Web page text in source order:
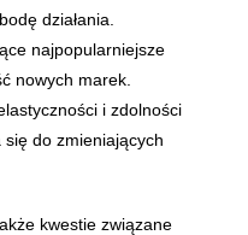
działania.
najpopularniejsze
nowych marek.
i zdolności
do zmieniających
kwestie związane